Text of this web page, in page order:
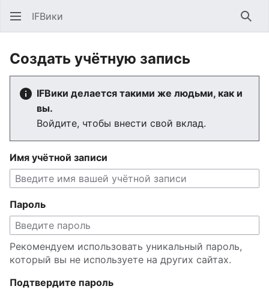
IFВики
Создать учётную запись
IFВики делается такими же людьми, как и
вы.
Войдите, чтобы внести свой вклад.
Имя учётной записи
Пароль
Рекомендуем использовать уникальный пароль,
который вы не используете на других сайтах.
Подтвердите пароль